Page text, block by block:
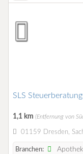
SLS
1,1 km (Entfernung von
01159 Dresden,
Branchen: